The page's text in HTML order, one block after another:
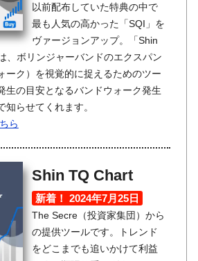
以前配布していた特典の中で
最も人気の高かった「SQI」を
ヴァージョンアップ。「Shin
、ボリンジャーバンドのエクスパン
ーク）を視覚的に捉えるためのツー
生の目安となるバンドウォーク発生
知らせてくれます。
ら
Shin TQ Chart
新着！ 2024年7月25日
The Secre（投資家集団）から
の提供ツールです。トレンド
をどこまでも追いかけて利益